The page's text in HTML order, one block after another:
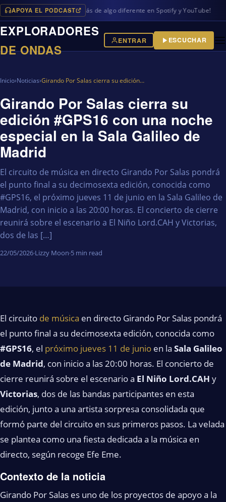
APOYA EL PODCAST
en iVoox, además de algo diferente en Spotify y YouTube!
EXPLORADORES
DE ONDAS
ENTRAR ESCUCHAR
Inicio›Noticias›Girando Por Salas cierra su edición…
Girando Por Salas cierra su
edición #GPS16 con una noche
especial en la Sala Galileo de
Madrid
El circuito de música en directo Girando Por Salas pondrá
el punto final a su decimosexta edición, conocida como
#GPS16, el próximo jueves 11 de junio en la Sala Galileo de
Madrid, con inicio a las 20:00 horas. El concierto de cierre
reunirá sobre el escenario a El Niño Lord.CAH y Victorias,
dos de las […]
22/05/2026·Lizzy Moon·5 min read
El circuito de música en directo Girando Por Salas pondrá
el punto final a su decimosexta edición, conocida como
#GPS16, el próximo jueves 11 de junio en la Sala Galileo
de Madrid, con inicio a las 20:00 horas. El concierto de
cierre reunirá sobre el escenario a El Niño Lord.CAH y
Victorias, dos de las bandas participantes en esta
edición, junto a una artista sorpresa consolidada que
formó parte del circuito en sus primeros pasos. La velada
se plantea como una fiesta dedicada a la música en
directo, según recoge Efe Eme.
Contexto de la noticia
Girando Por Salas es uno de los proyectos de apoyo a la